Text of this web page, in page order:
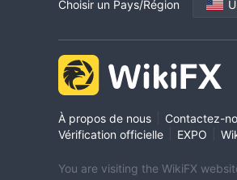
Choisir un Pays/Région
À propos de nous Contactez-
Vérification officielle
EXPO
You are visiting the WikiFX